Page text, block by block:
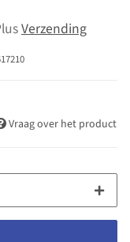
Verzending
Vraag over het product